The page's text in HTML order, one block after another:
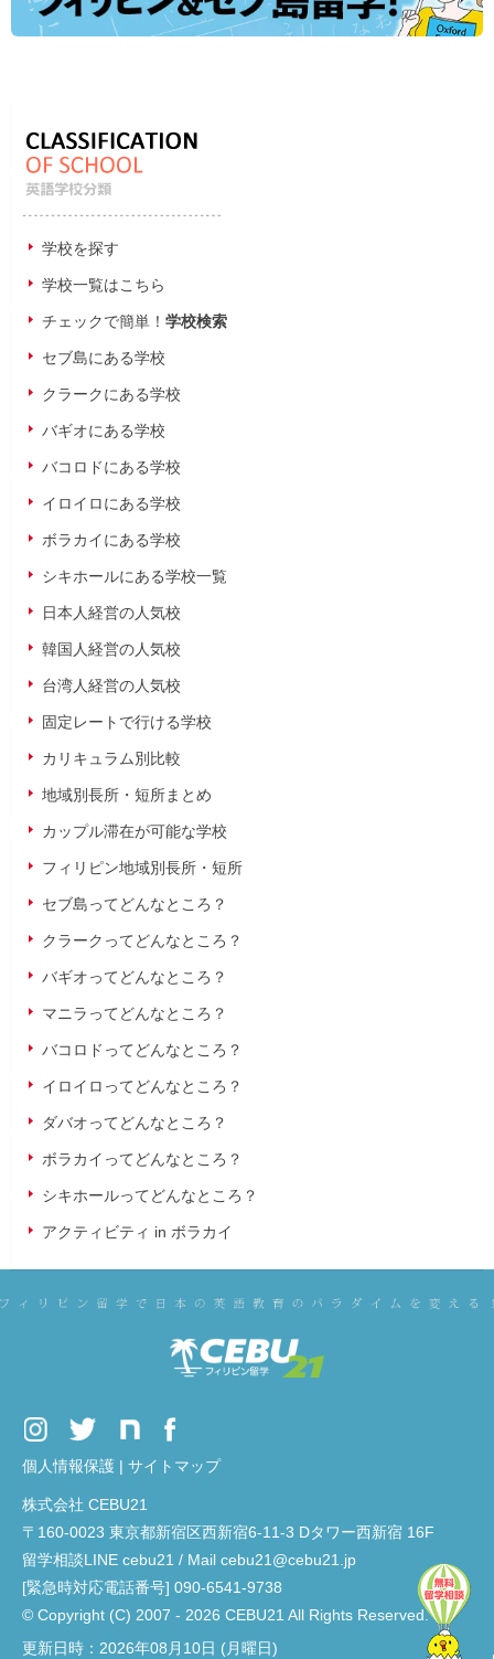
学校を探す
学校一覧はこちら
チェックで簡単！ 学校検索
セブ島にある学校
クラークにある学校
バギオにある学校
バコロドにある学校
イロイロにある学校
ボラカイにある学校
シキホールにある学校一覧
日本人経営の人気校
韓国人経営の人気校
台湾人経営の人気校
固定レートで行ける学校
カリキュラム別比較
地域別長所・短所まとめ
カップル滞在が可能な学校
フィリピン地域別長所・短所
セブ島ってどんなところ？
クラークってどんなところ？
バギオってどんなところ？
マニラってどんなところ？
バコロドってどんなところ？
イロイロってどんなところ？
ダバオってどんなところ？
ボラカイってどんなところ？
シキホールってどんなところ？
アクティビティ in ボラカイ
個人情報保護 | サイトマップ
株式会社 CEBU21
〒160-0023 東京都新宿区西新宿6-11-3 Dタワー西新宿 16F
留学相談LINE cebu21 / Mail cebu21@cebu21.jp
[緊急時対応電話番号] 090-6541-9738
© Copyright (C) 2007 - 2026 CEBU21 All Rights Reserved.
更新日時：2026年08月10日 (月曜日)